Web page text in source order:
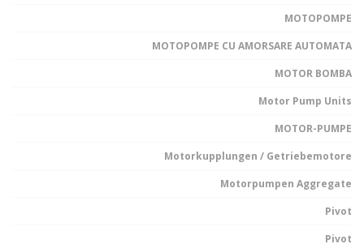
MOTOPOMPE
MOTOPOMPE CU AMORSARE AUTOMATA
MOTOR BOMBA
Motor Pump Units
MOTOR-PUMPE
Motorkupplungen / Getriebemotore
Motorpumpen Aggregate
Pivot
Pivot